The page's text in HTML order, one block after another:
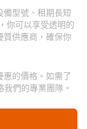
備型號、租期長短
你可以享受透明的
質供應商，確保你
的價格。如需了
們的專業團隊。